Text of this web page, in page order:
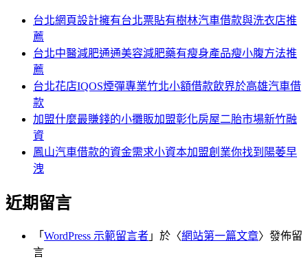
台北網頁設計擁有台北票貼有樹林汽車借款與洗衣店推
薦
台北中醫減肥通通美容減肥藥有瘦身產品瘦小腹方法推
薦
台北花店IQOS煙彈專業竹北小額借款飲界於高雄汽車借
款
加盟什麼最賺錢的小攤販加盟彰化房屋二胎市場新竹融
資
鳳山汽車借款的資金需求小資本加盟創業你找到陽萎早
洩
近期留言
「 WordPress 示範留言者 」於〈網站第一篇文章〉發佈留
言